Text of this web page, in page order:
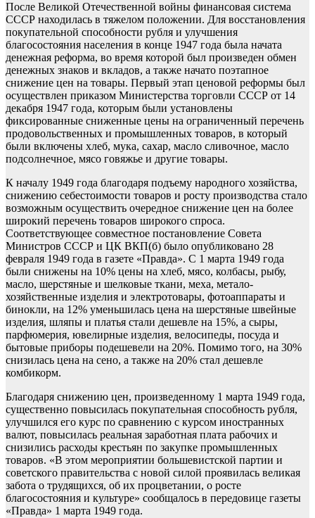
После Великой Отечественной войны финансовая система
СССР находилась в тяжелом положении. Для восстановления
покупательной способности рубля и улучшения
благосостояния населения в конце 1947 года была начата
денежная реформа, во время которой был произведен обмен
денежных знаков и вкладов, а также начато поэтапное
снижение цен на товары. Первый этап ценовой реформы был
осуществлен приказом Министерства торговли СССР от 14
декабря 1947 года, которым были установлены
фиксированные сниженные цены на ограниченный перечень
продовольственных и промышленных товаров, в который
были включены хлеб, мука, сахар, масло сливочное, масло
подсолнечное, мясо говяжье и другие товары.
К началу 1949 года благодаря подъему народного хозяйства,
снижению себестоимости товаров и росту производства стало
возможным осуществить очередное снижение цен на более
широкий перечень товаров широкого спроса.
Соответствующее совместное постановление Совета
Министров СССР и ЦК ВКП(б) было опубликовано 28
февраля 1949 года в газете «Правда». С 1 марта 1949 года
были снижены на 10% цены на хлеб, мясо, колбасы, рыбу,
масло, шерстяные и шелковые ткани, меха, метало-
хозяйственные изделия и электротовары, фотоаппараты и
бинокли, на 12% уменьшилась цена на шерстяные швейные
изделия, шляпы и платья стали дешевле на 15%, а сыры,
парфюмерия, ювелирные изделия, велосипеды, посуда и
бытовые приборы подешевели на 20%. Помимо того, на 30%
снизилась цена на сено, а также на 20% стал дешевле
комбикорм.
Благодаря снижению цен, произведенному 1 марта 1949 года,
существенно повысилась покупательная способность рубля,
улучшился его курс по сравнению с курсом иностранных
валют, повысилась реальная заработная плата рабочих и
снизились расходы крестьян по закупке промышленных
товаров. «В этом мероприятии большевистской партии и
советского правительства с новой силой проявилась великая
забота о трудящихся, об их процветании, о росте
благосостояния и культуре» сообщалось в передовице газеты
«Правда» 1 марта 1949 года.